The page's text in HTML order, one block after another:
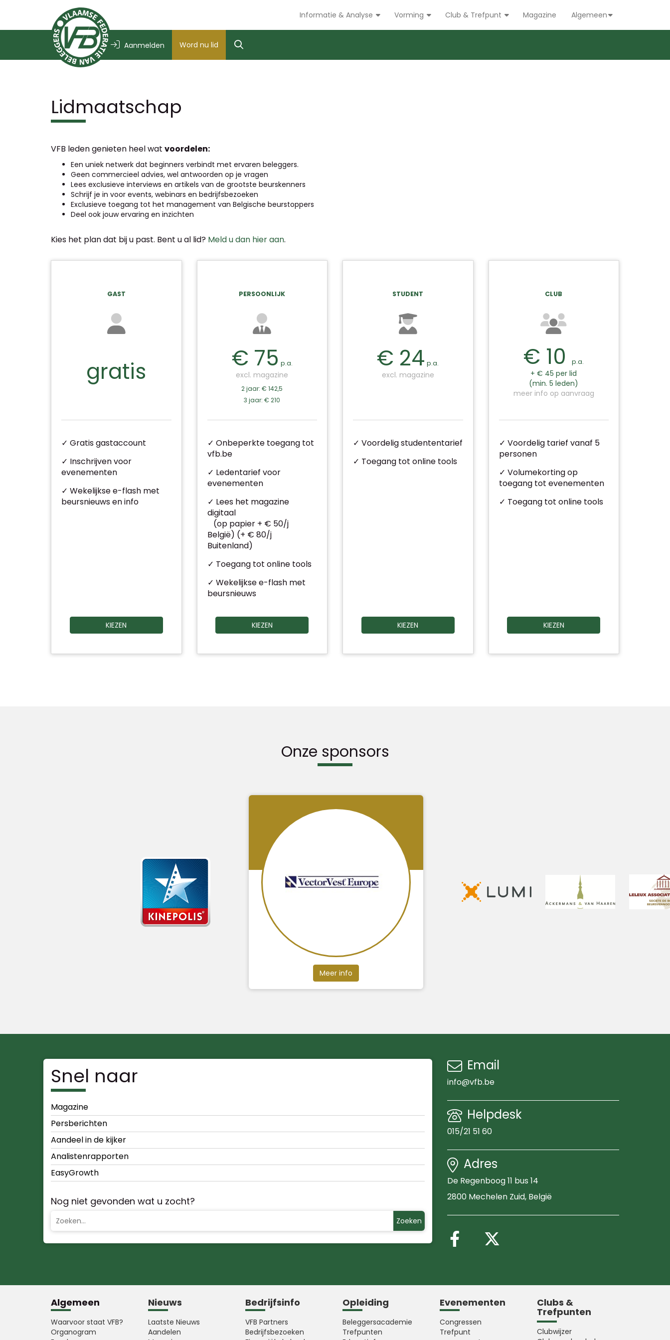
Informatie & Analyse Vorming Club & Trefpunt Magazine Algemeen
Aanmelden Word nu lid
Lidmaatschap
VFB leden genieten heel wat voordelen:
Een uniek netwerk dat beginners verbindt met ervaren beleggers.
Geen commercieel advies, wel antwoorden op je vragen
Lees exclusieve interviews en artikels van de grootste beurskenners
Schrijf je in voor events, webinars en bedrijfsbezoeken
Exclusieve toegang tot het management van Belgische beurstoppers
Deel ook jouw ervaring en inzichten
Kies het plan dat bij u past. Bent u al lid? Meld u dan hier aan.
GAST
gratis
✓ Gratis gastaccount
✓ Inschrijven voor
evenementen
✓ Wekelijkse e-flash met
beursnieuws en info
KIEZEN
PERSOONLIJK
€ 75 p.a.
excl. magazine
2 jaar: € 142,5
3 jaar: € 210
✓ Onbeperkte toegang tot
vfb.be
✓ Ledentarief voor
evenementen
✓ Lees het magazine
digitaal
(op papier + € 50/j
België) (+ € 80/j
Buitenland)
✓ Toegang tot online tools
✓ Wekelijkse e-flash met
beursnieuws
KIEZEN
STUDENT
€ 24 p.a.
excl. magazine
✓ Voordelig studententarief
✓ Toegang tot online tools
KIEZEN
CLUB
€ 10p.a.
+ € 45 per lid
(min. 5 leden)
meer info op aanvraag
✓ Voordelig tarief vanaf 5
personen
✓ Volumekorting op
toegang tot evenementen
✓ Toegang tot online tools
KIEZEN
Onze sponsors
Meer info
Snel naar
Magazine
Persberichten
Aandeel in de kijker
Analistenrapporten
EasyGrowth
Nog niet gevonden wat u zocht?
Zoeken
Email
info@vfb.be
Helpdesk
015/21 51 60
Adres
De Regenboog 11 bus 14
2800 Mechelen Zuid, België
Volg ons op Facebook
Algemeen
Waarvoor staat VFB?
Organogram
Nieuws
Laatste Nieuws
Aandelen
Bedrijfsinfo
VFB Partners
Bedrijfsbezoeken
Opleiding
Beleggersacademie
Trefpunten
Evenementen
Congressen
Trefpunt
Clubs &
Trefpunten
Clubwijzer